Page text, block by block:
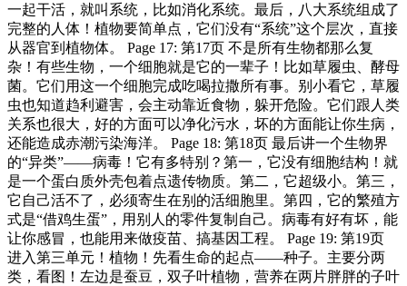
一起干活，就叫系统，比如消化系统。最后，八大系统组成了
完整的人体！植物要简单点，它们没有“系统”这个层次，直接
从器官到植物体。 Page 17: 第17页 不是所有生物都那么复
杂！有些生物，一个细胞就是它的一辈子！比如草履虫、酵母
菌。它们用这一个细胞完成吃喝拉撒所有事。别小看它，草履
虫也知道趋利避害，会主动靠近食物，躲开危险。它们跟人类
关系也很大，好的方面可以净化污水，坏的方面能让你生病，
还能造成赤潮污染海洋。 Page 18: 第18页 最后讲一个生物界
的“异类”——病毒！它有多特别？第一，它没有细胞结构！就
是一个蛋白质外壳包着点遗传物质。第二，它超级小。第三，
它自己活不了，必须寄生在别的活细胞里。第四，它的繁殖方
式是“借鸡生蛋”，用别人的零件复制自己。病毒有好有坏，能
让你感冒，也能用来做疫苗、搞基因工程。 Page 19: 第19页
进入第三单元！植物！先看生命的起点——种子。主要分两
类，看图！左边是蚕豆，双子叶植物，营养在两片胖胖的子叶